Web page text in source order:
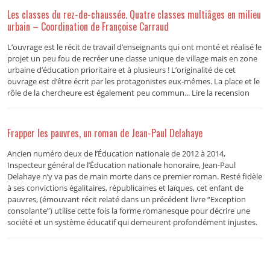
Les classes du rez-de-chaussée. Quatre classes multiâges en milieu
urbain – Coordination de Françoise Carraud
L’ouvrage est le récit de travail d’enseignants qui ont monté et réalisé le
projet un peu fou de recréer une classe unique de village mais en zone
urbaine d’éducation prioritaire et à plusieurs ! L’originalité de cet
ouvrage est d’être écrit par les protagonistes eux-mêmes. La place et le
rôle de la chercheure est également peu commun... Lire la recension
Frapper les pauvres, un roman de Jean-Paul Delahaye
Ancien numéro deux de l’Éducation nationale de 2012 à 2014,
Inspecteur général de l’Éducation nationale honoraire, Jean-Paul
Delahaye n’y va pas de main morte dans ce premier roman. Resté fidèle
à ses convictions égalitaires, républicaines et laïques, cet enfant de
pauvres, (émouvant récit relaté dans un précédent livre “Exception
consolante”) utilise cette fois la forme romanesque pour décrire une
société et un système éducatif qui demeurent profondément injustes.